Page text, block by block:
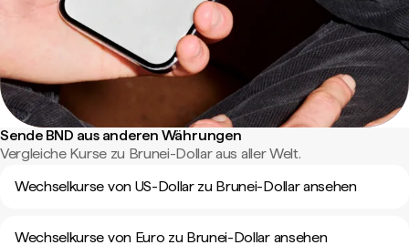
Sende BND aus anderen Währungen
Vergleiche Kurse zu Brunei-Dollar aus aller Welt.
Wechselkurse von US-Dollar zu Brunei-Dollar ansehen
Wechselkurse von Euro zu Brunei-Dollar ansehen